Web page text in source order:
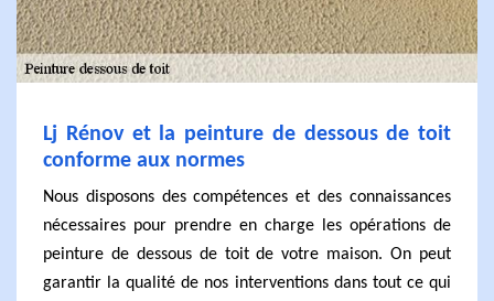
Lj Rénov et la peinture de dessous de toit
conforme aux normes
Nous disposons des compétences et des connaissances
nécessaires pour prendre en charge les opérations de
peinture de dessous de toit de votre maison. On peut
garantir la qualité de nos interventions dans tout ce qui